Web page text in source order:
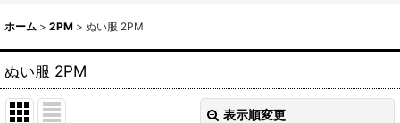
ホーム > 2PM > ぬい服 2PM
ぬい服 2PM
表示順変更